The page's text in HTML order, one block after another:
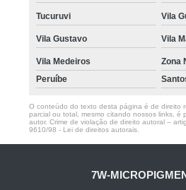
Tucuruvi Vila
Vila Gustavo Vila
Vila Medeiros
Zona
Peruíbe
O conteúdo do texto desta página é de direito
parcial ou total, mesmo citando nossos links, é
autor. Crime de violação de direito autoral –
9610/98 - Lei de direitos autorais
7W-